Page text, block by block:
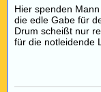
Hier spenden Mann
die edle Gabe für
Drum scheißt nur
für die notleidende